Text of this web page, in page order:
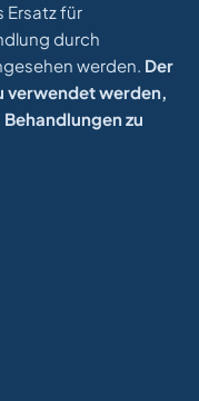
Ersatz für
durch
werden. Der
verwendet werden,
zu